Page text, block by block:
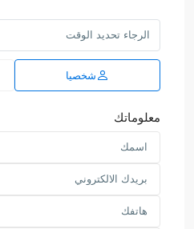
شخصيا
معلوماتك